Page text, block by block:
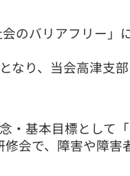
のバリアフリー」
なり、当会高津支
・基本目標として
会で、障害や障害